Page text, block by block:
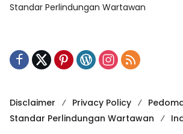
Standar Perlindungan Wartawan
Disclaimer Privacy Policy
Standar Perlindungan Wartawan